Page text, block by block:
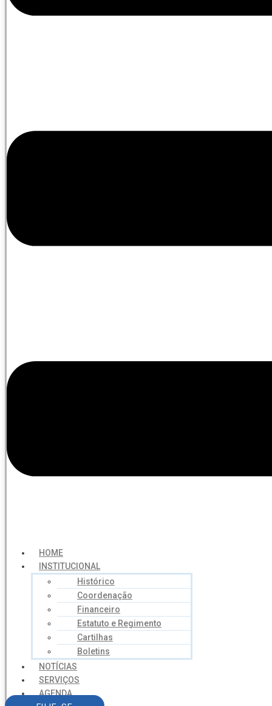
HOME
INSTITUCIONAL
Histórico
Coordenação
Financeiro
Estatuto e Regimento
Cartilhas
Boletins
NOTÍCIAS
SERVIÇOS
AGENDA